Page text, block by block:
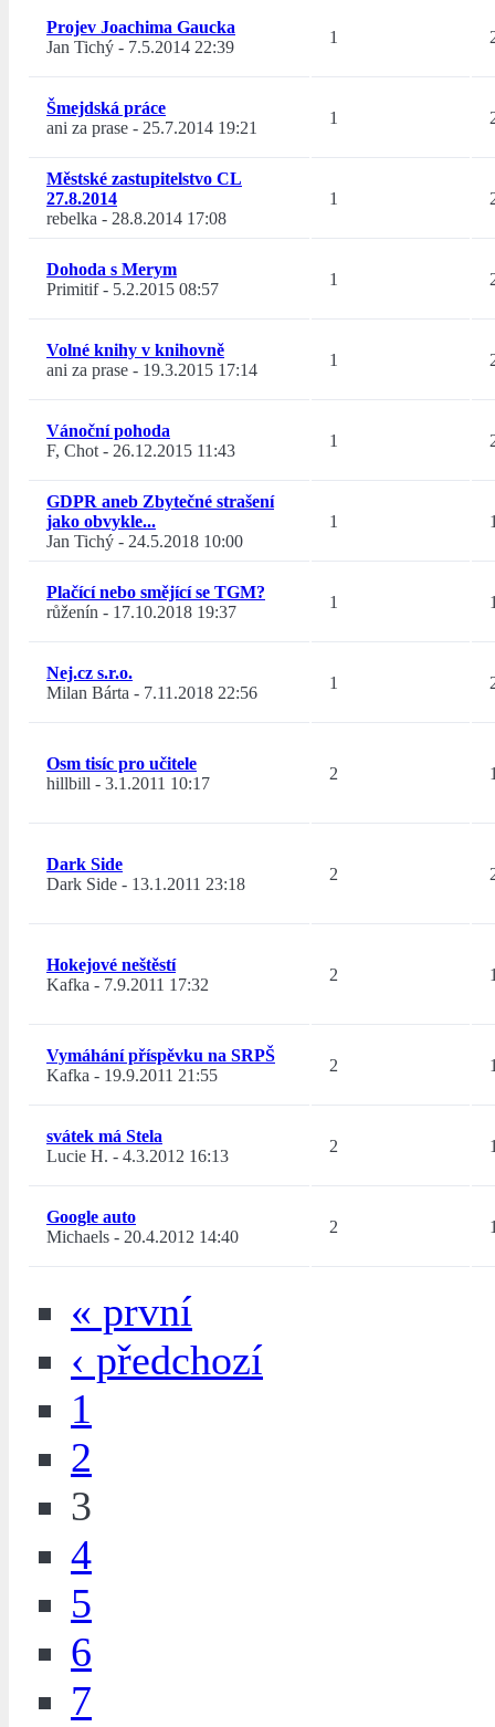
Projev Joachima Gaucka
Jan Tichý - 7.5.2014 22:39
1
Šmejdská práce
ani za prase - 25.7.2014 19:21
1
Městské zastupitelstvo CL
27.8.2014
rebelka - 28.8.2014 17:08
1
Dohoda s Merym
Primitif- 5.2.2015 08:57
1
Volné knihy v knihovně
ani za prase - 19.3.2015 17:14
1
Vánoční pohoda
F, Chot- 26.12.2015 11:43
1
GDPR aneb Zbytečné strašení
jako obvykle...
Jan Tichý - 24.5.2018 10:00
1
Plačící nebo smějící se TGM?
růženín - 17.10.2018 19:37
1
Nej.cz s.r.o.
Milan Bárta - 7.11.2018 22:56
1
Osm tisíc pro učitele
hillbill - 3.1.2011 10:17
2
Dark Side
Dark Side - 13.1.2011 23:18
2
Hokejové neštěstí
Kafka - 7.9.2011 17:32
2
Vymáhání příspěvku na SRPŠ
Kafka - 19.9.2011 21:55
2
svátek má Stela
Lucie H. - 4.3.2012 16:13
2
Google auto
Michaels - 20.4.2012 14:40
2
« první
‹ předchozí
1
2
3
4
5
6
7